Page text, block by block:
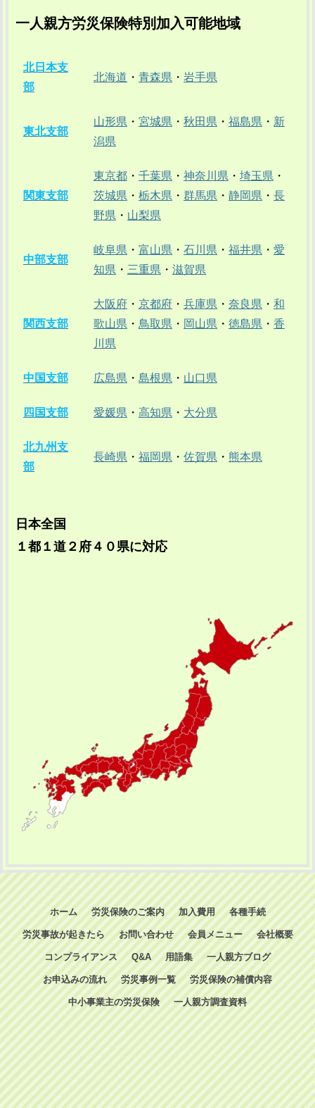
一人親方労災保険特別加入可能地域
北日本支
部
北海道 ・ 青森県 ・ 岩手県
東北支部
山形県 ・ 宮城県 ・ 秋田県 ・ 福島県 ・ 新
潟県
関東支部
東京都 ・ 千葉県 ・ 神奈川県 ・ 埼玉県 ・
茨城県 ・ 栃木県 ・ 群馬県 ・ 静岡県 ・ 長
野県 ・ 山梨県
中部支部
岐阜県 ・ 富山県 ・ 石川県 ・ 福井県 ・ 愛
知県 ・ 三重県 ・ 滋賀県
関西支部
大阪府 ・ 京都府 ・ 兵庫県 ・ 奈良県 ・ 和
歌山県 ・ 鳥取県 ・ 岡山県 ・ 徳島県 ・ 香
川県
中国支部 広島県 ・ 島根県 ・ 山口県
四国支部 愛媛県 ・ 高知県 ・ 大分県
北九州支
部
長崎県 ・ 福岡県 ・ 佐賀県 ・ 熊本県
日本全国
１都１道２府４０県に対応
ホーム 労災保険のご案内 加入費用 各種手続
労災事故が起きたら お問い合わせ 会員メニュー 会社概要
コンプライアンス Q&A 用語集 一人親方ブログ
お申込みの流れ 労災事例一覧 労災保険の補償内容
中小事業主の労災保険 一人親方調査資料